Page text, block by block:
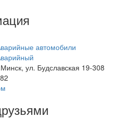
автомобили
ул. Будславская 19-308